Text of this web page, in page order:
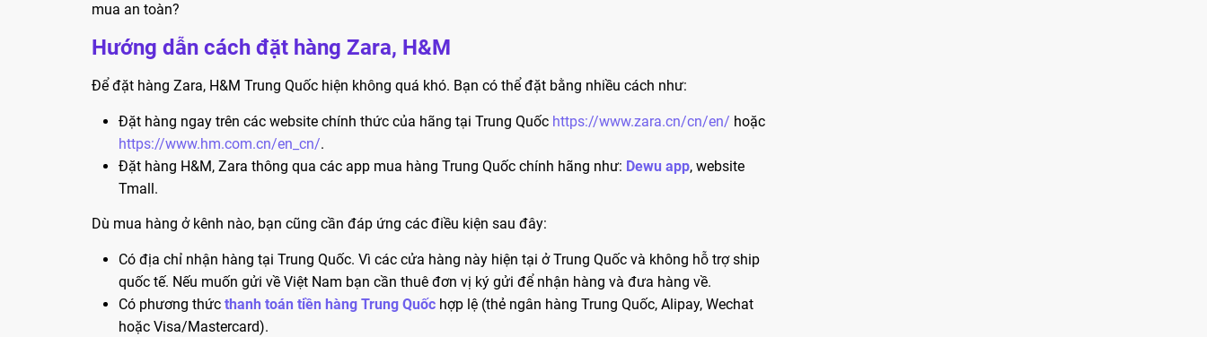
mua an toàn?
Hướng dẫn cách đặt hàng Zara, H&M
Để đặt hàng Zara, H&M Trung Quốc hiện không quá khó. Bạn có thể đặt bằng nhiều cách như:
Đặt hàng ngay trên các website chính thức của hãng tại Trung Quốc https://www.zara.cn/cn/en/ hoặc
https://www.hm.com.cn/en_cn/.
Đặt hàng H&M, Zara thông qua các app mua hàng Trung Quốc chính hãng như: Dewu app, website
Tmall.
Dù mua hàng ở kênh nào, bạn cũng cần đáp ứng các điều kiện sau đây:
Có địa chỉ nhận hàng tại Trung Quốc. Vì các cửa hàng này hiện tại ở Trung Quốc và không hỗ trợ ship
quốc tế. Nếu muốn gửi về Việt Nam bạn cần thuê đơn vị ký gửi để nhận hàng và đưa hàng về.
Có phương thức thanh toán tiền hàng Trung Quốc hợp lệ (thẻ ngân hàng Trung Quốc, Alipay, Wechat
hoặc Visa/Mastercard).